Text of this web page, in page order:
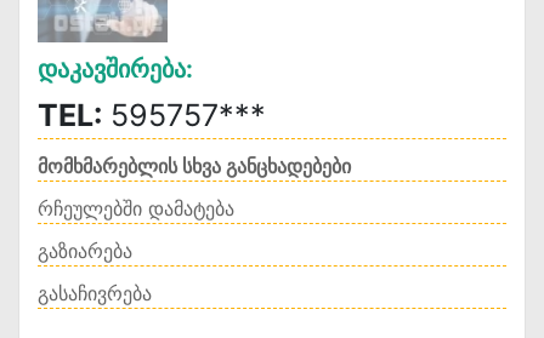
Დაკავშირება:
TEL: 595757***
მომხმარებლის სხვა განცხადებები
რჩეულებში დამატება
გაზიარება
გასაჩივრება